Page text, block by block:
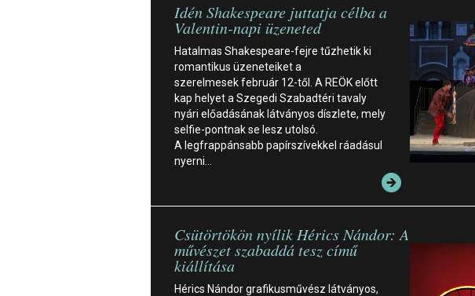
Idén Shakespeare juttatja célba a
Valentin-napi üzeneted
Hatalmas Shakespeare-fejre tűzhetik ki
romantikus üzeneteiket a
szerelmesek február 12-től. A REÖK előtt
kap helyet a Szegedi Szabadtéri tavaly
nyári előadásának látványos díszlete, mely
selfie-pontnak se lesz utolsó.
A legfrappánsabb papírszívekkel ráadásul
nyerni…
Csütörtökön nyílik Hérics Nándor: A
művészet szabaddá tesz című
kiállítása
Hérics Nándor grafikusművész látványos,